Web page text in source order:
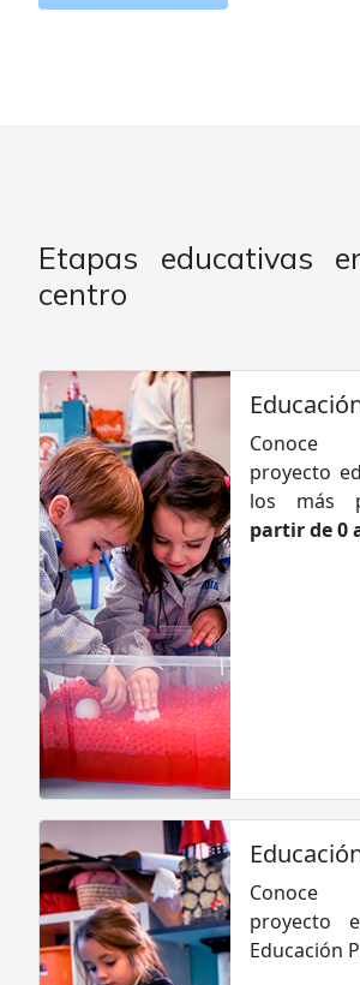
Etapas educativas
centro
proyecto
los más
partir de 0
proyecto
Educación